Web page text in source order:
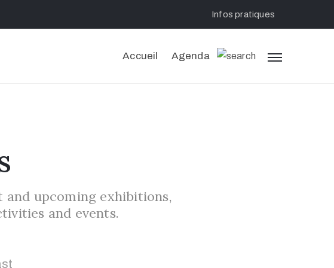
Infos pratiques
Accueil Agenda
and upcoming exhibitions,
and events.